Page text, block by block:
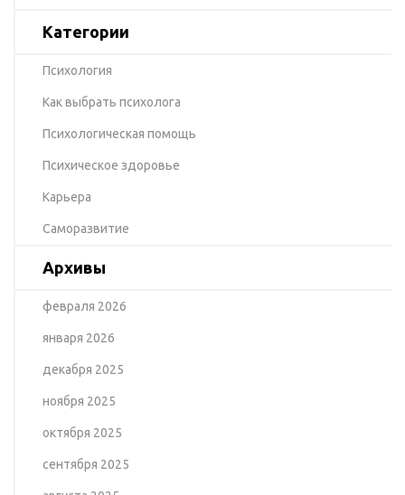
Категории
Психология
Как выбрать психолога
Психологическая помощь
Психическое здоровье
Карьера
Саморазвитие
Архивы
февраля 2026
января 2026
декабря 2025
ноября 2025
октября 2025
сентября 2025